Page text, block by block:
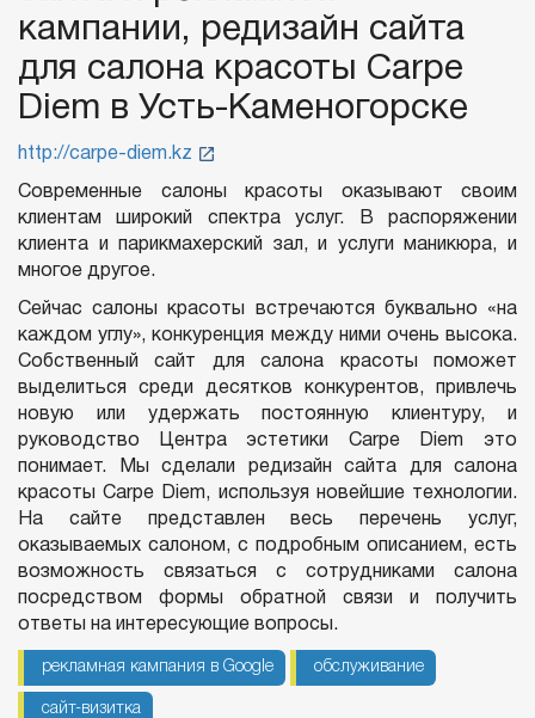
кампании, редизайн сайта
для салона красоты Carpe
Diem в Усть-Каменогорске
http://carpe-diem.kz
Современные салоны красоты оказывают своим
клиентам широкий спектра услуг. В распоряжении
клиента и парикмахерский зал, и услуги маникюра, и
многое другое.
Сейчас салоны красоты встречаются буквально «на
каждом углу», конкуренция между ними очень высока.
Собственный сайт для салона красоты поможет
выделиться среди десятков конкурентов, привлечь
новую или удержать постоянную клиентуру, и
руководство Центра эстетики Carpe Diem это
понимает. Мы сделали редизайн сайта для салона
красоты Carpe Diem, используя новейшие технологии.
На сайте представлен весь перечень услуг,
оказываемых салоном, с подробным описанием, есть
возможность связаться с сотрудниками салона
посредством формы обратной связи и получить
ответы на интересующие вопросы.
рекламная кампания в Google обслуживание
сайт-визитка